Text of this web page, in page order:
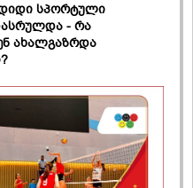
სპორტული
- რა
ახალგაზრდა